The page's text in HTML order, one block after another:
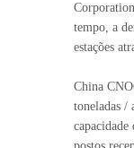
tempo, a
estações
China
toneladas /